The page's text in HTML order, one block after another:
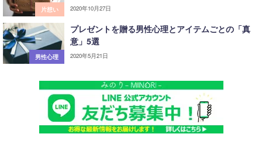
片想い 2020年10月27日
男性心理
プレゼントを贈る男性心理とアイテムごとの「真
意」5選
2020年5月21日